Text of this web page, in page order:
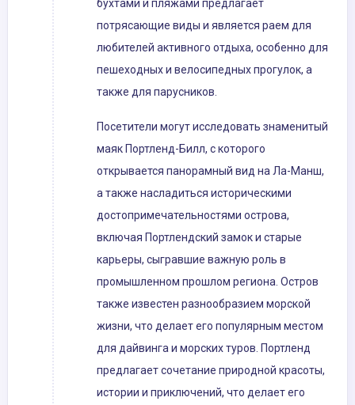
бухтами и пляжами предлагает
потрясающие виды и является раем для
любителей активного отдыха, особенно для
пешеходных и велосипедных прогулок, а
также для парусников.
Посетители могут исследовать знаменитый
маяк Портленд-Билл, с которого
открывается панорамный вид на Ла-Манш,
а также насладиться историческими
достопримечательностями острова,
включая Портлендский замок и старые
карьеры, сыгравшие важную роль в
промышленном прошлом региона. Остров
также известен разнообразием морской
жизни, что делает его популярным местом
для дайвинга и морских туров. Портленд
предлагает сочетание природной красоты,
истории и приключений, что делает его